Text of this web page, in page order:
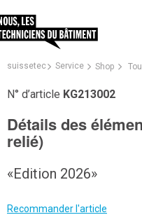
suissetec Service Shop
N° d’article KG213002
Détails des
relié)
«Edition 2026»
Recommander l'article